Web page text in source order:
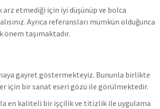
arz etmediği için iyi düşünüp ve bolca
Ayrıca referansları mümkün olduğunca
taşımaktadır.
gayret göstermekteyiz. Bununla birlikte
için bir sanat eseri gözü ile görülmektedir.
en kaliteli bir işçilik ve titizlik ile uygulama